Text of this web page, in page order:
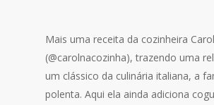
Mais uma receita da cozinheira
(@carolnacozinha), trazendo uma
um clássico da culinária italiana, a
polenta. Aqui ela ainda adiciona